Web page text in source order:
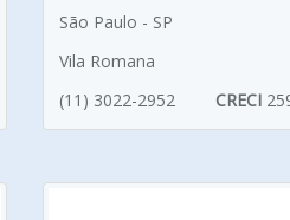
São Paulo - SP
Vila Romana
(11) 3022-2952
CRECI